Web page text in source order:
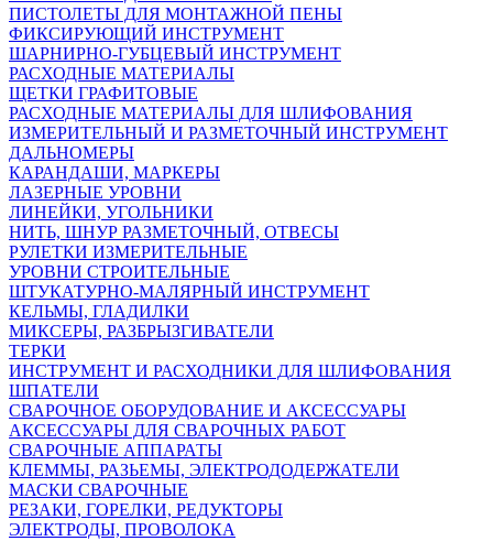
ПИСТОЛЕТЫ ДЛЯ МОНТАЖНОЙ ПЕНЫ
ФИКСИРУЮЩИЙ ИНСТРУМЕНТ
ШАРНИРНО-ГУБЦЕВЫЙ ИНСТРУМЕНТ
РАСХОДНЫЕ МАТЕРИАЛЫ
ЩЕТКИ ГРАФИТОВЫЕ
РАСХОДНЫЕ МАТЕРИАЛЫ ДЛЯ ШЛИФОВАНИЯ
ИЗМЕРИТЕЛЬНЫЙ И РАЗМЕТОЧНЫЙ ИНСТРУМЕНТ
ДАЛЬНОМЕРЫ
КАРАНДАШИ, МАРКЕРЫ
ЛАЗЕРНЫЕ УРОВНИ
ЛИНЕЙКИ, УГОЛЬНИКИ
НИТЬ, ШНУР РАЗМЕТОЧНЫЙ, ОТВЕСЫ
РУЛЕТКИ ИЗМЕРИТЕЛЬНЫЕ
УРОВНИ СТРОИТЕЛЬНЫЕ
ШТУКАТУРНО-МАЛЯРНЫЙ ИНСТРУМЕНТ
КЕЛЬМЫ, ГЛАДИЛКИ
МИКСЕРЫ, РАЗБРЫЗГИВАТЕЛИ
ТЕРКИ
ИНСТРУМЕНТ И РАСХОДНИКИ ДЛЯ ШЛИФОВАНИЯ
ШПАТЕЛИ
СВАРОЧНОЕ ОБОРУДОВАНИЕ И АКСЕССУАРЫ
АКСЕССУАРЫ ДЛЯ СВАРОЧНЫХ РАБОТ
СВАРОЧНЫЕ АППАРАТЫ
КЛЕММЫ, РАЗЬЕМЫ, ЭЛЕКТРОДОДЕРЖАТЕЛИ
МАСКИ СВАРОЧНЫЕ
РЕЗАКИ, ГОРЕЛКИ, РЕДУКТОРЫ
ЭЛЕКТРОДЫ, ПРОВОЛОКА